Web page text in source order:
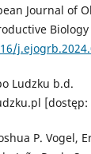
Journal of
Biology
Ludzku b.d.
[dostęp:
P. Vogel,